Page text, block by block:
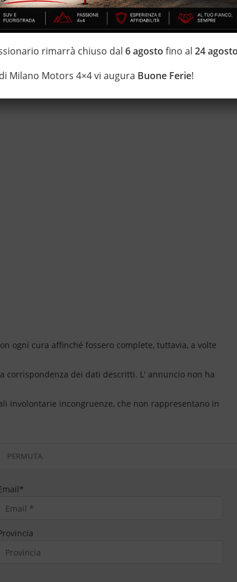
Uno Nei Fuoristrada con un' esposizione da più di
ogni cura affinché fossero complete, tuttavia, a volte
corrispondenza dei dati descritti. L' annuncio non ha
involontarie incongruenze, che non rappresentano in
PERMUTA
*
rimarrà chiuso dal6 agosto fino al24
Milano Motors 4×4 vi augura Buone Ferie!